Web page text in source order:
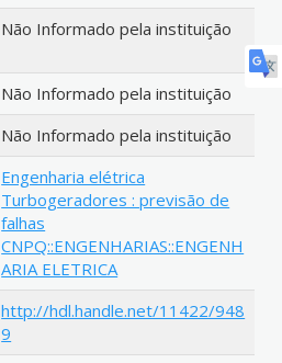
Não Informado pela instituição
Não Informado pela instituição
Não Informado pela instituição
Engenharia elétrica
Turbogeradores : previsão de
falhas
CNPQ::ENGENHARIAS::ENGENH
ARIA ELETRICA
http://hdl.handle.net/11422/948
9